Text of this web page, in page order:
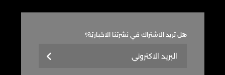
هل تريد الاشتراك في نشرتنا الاخباريّة؟